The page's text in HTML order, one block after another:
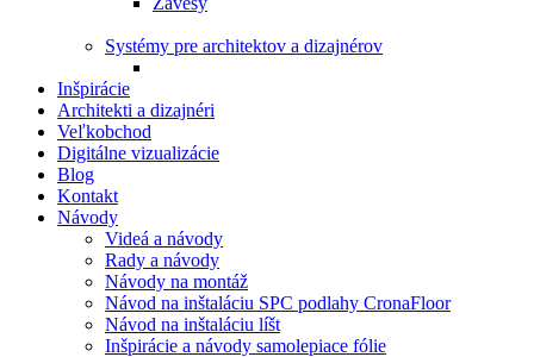
Systémy pre architektov a dizajnérov
Inšpirácie
Architekti a dizajnéri
Veľkobchod
Digitálne vizualizácie
Blog
Kontakt
Návody
Videá a návody
Rady a návody
Návody na montáž
Návod na inštaláciu SPC podlahy CronaFloor
Návod na inštaláciu líšt
Inšpirácie a návody samolepiace fólie